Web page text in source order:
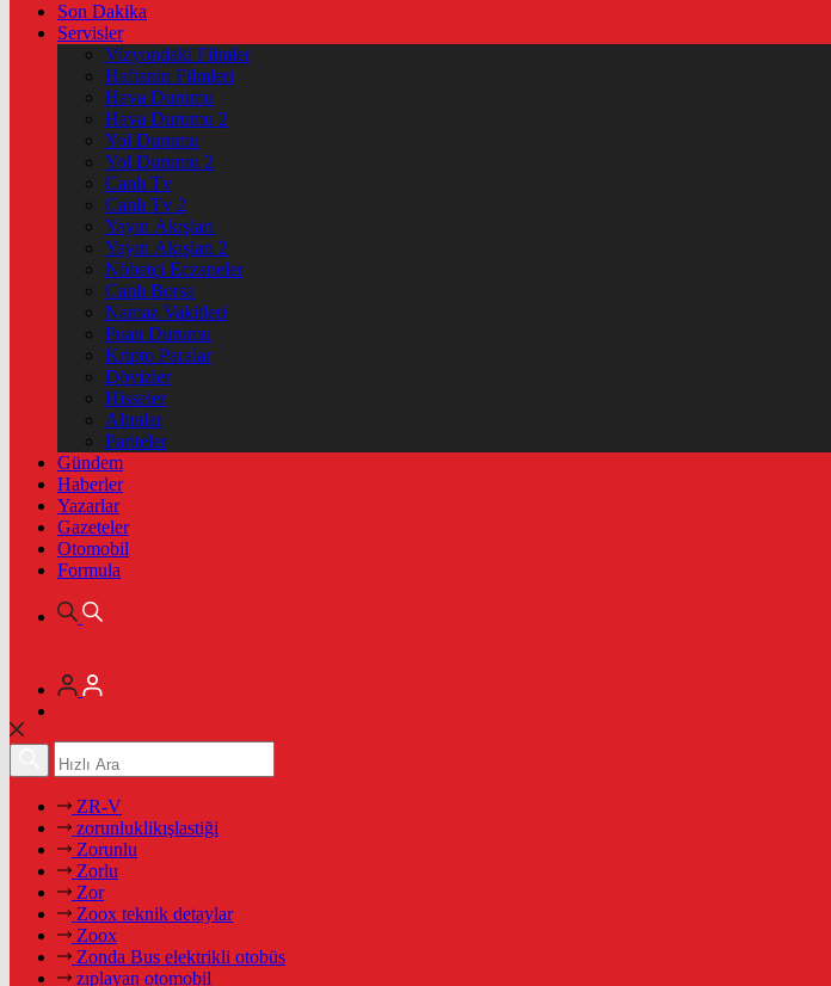
Son Dakika
Servisler
Vizyondaki Filmler
Haftanin Filmleri
Hava Durumu
Hava Durumu 2
Yol Durumu
Yol Durumu 2
Canlı Tv
Canlı Tv 2
Yayın Akışları
Yayın Akışları 2
Nöbetçi Eczaneler
Canlı Borsa
Namaz Vakitleri
Puan Durumu
Kripto Paralar
Dövizler
Hisseler
Altınlar
Pariteler
Gündem
Haberler
Yazarlar
Gazeteler
Otomobil
Formula
ZR-V
zorunluklikışlastiği
Zorunlu
Zorlu
Zor
Zoox teknik detaylar
Zoox
Zonda Bus elektrikli otobüs
zıplayan otomobil